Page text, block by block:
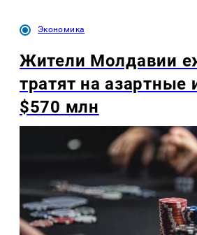
Экономика
Жители Молдавии
тратят на азартные
$570 млн